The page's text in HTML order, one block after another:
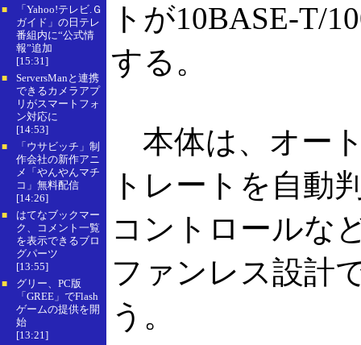
■
「Yahoo!テレビ.Ｇ
ガイド」の日テレ
番組内に“公式情
報”追加
[15:31]
■
ServersManと連携
できるカメラアプ
リがスマートフォ
ン対応に
[14:53]
■
「ウサビッチ」制
作会社の新作アニ
メ「やんやんマチ
コ」無料配信
[14:26]
■
はてなブックマー
ク、コメント一覧
を表示できるブロ
グパーツ
[13:55]
■
グリー、PC版
「GREE」でFlash
ゲームの提供を開
始
[13:21]
トが10BASE-T/
する。
本体は、オー
トレートを自動
コントロールな
ファンレス設計
う。